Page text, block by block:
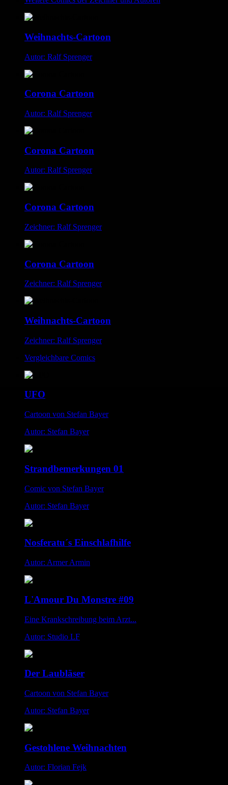
Weihnachts-Cartoon
Autor: Ralf Sprenger
Corona Cartoon
Autor: Ralf Sprenger
Corona Cartoon
Autor: Ralf Sprenger
Corona Cartoon
Zeichner: Ralf Sprenger
Corona Cartoon
Zeichner: Ralf Sprenger
Weihnachts-Cartoon
Zeichner: Ralf Sprenger
Vergleichbare Comics
UFO
Cartoon von Stefan Bayer
Autor: Stefan Bayer
Strandbemerkungen 01
Comic von Stefan Bayer
Autor: Stefan Bayer
Nosferatu´s Einschlafhilfe
Autor: Armer Armin
L'Amour Du Monstre #09
Eine Krankschreibung beim Arzt...
Autor: Studio LF
Der Laubläser
Cartoon von Stefan Bayer
Autor: Stefan Bayer
Gestohlene Weihnachten
Autor: Florian Fejk